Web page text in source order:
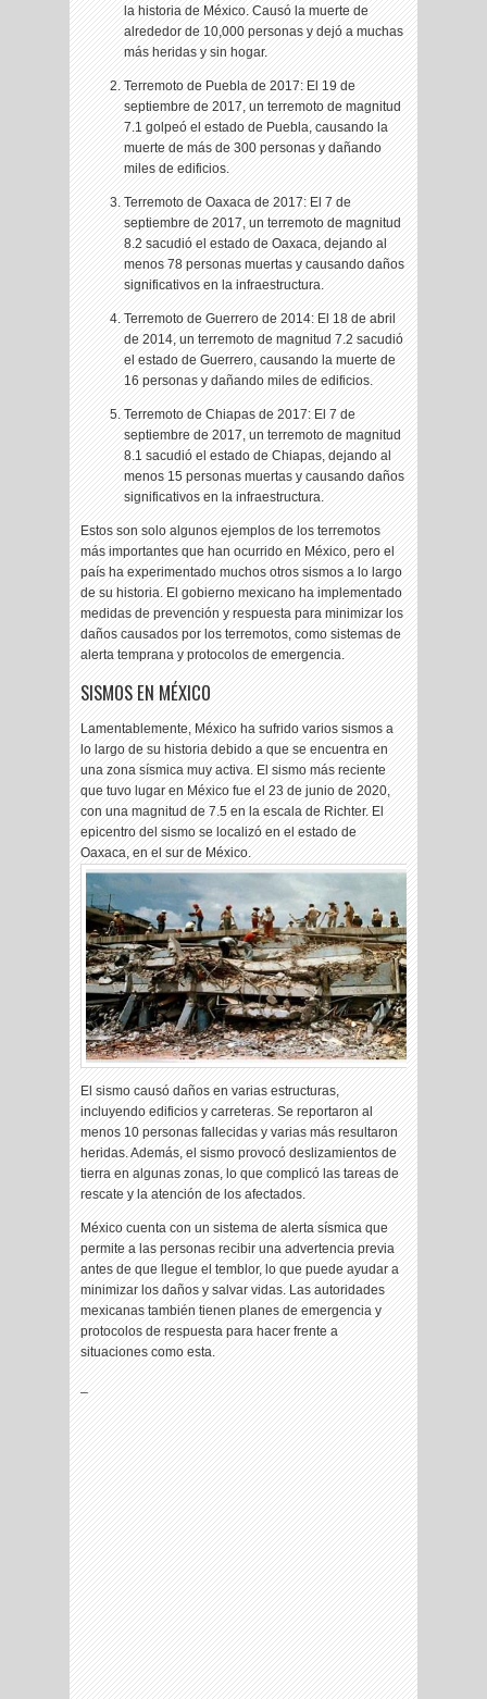
la historia de México. Causó la muerte de
alrededor de 10,000 personas y dejó a muchas
más heridas y sin hogar.
Terremoto de Puebla de 2017: El 19 de
septiembre de 2017, un terremoto de magnitud
7.1 golpeó el estado de Puebla, causando la
muerte de más de 300 personas y dañando
miles de edificios.
Terremoto de Oaxaca de 2017: El 7 de
septiembre de 2017, un terremoto de magnitud
8.2 sacudió el estado de Oaxaca, dejando al
menos 78 personas muertas y causando daños
significativos en la infraestructura.
Terremoto de Guerrero de 2014: El 18 de abril
de 2014, un terremoto de magnitud 7.2 sacudió
el estado de Guerrero, causando la muerte de
16 personas y dañando miles de edificios.
Terremoto de Chiapas de 2017: El 7 de
septiembre de 2017, un terremoto de magnitud
8.1 sacudió el estado de Chiapas, dejando al
menos 15 personas muertas y causando daños
significativos en la infraestructura.
Estos son solo algunos ejemplos de los terremotos
más importantes que han ocurrido en México, pero el
país ha experimentado muchos otros sismos a lo largo
de su historia. El gobierno mexicano ha implementado
medidas de prevención y respuesta para minimizar los
daños causados por los terremotos, como sistemas de
alerta temprana y protocolos de emergencia.
SISMOS EN MÉXICO
Lamentablemente, México ha sufrido varios sismos a
lo largo de su historia debido a que se encuentra en
una zona sísmica muy activa. El sismo más reciente
que tuvo lugar en México fue el 23 de junio de 2020,
con una magnitud de 7.5 en la escala de Richter. El
epicentro del sismo se localizó en el estado de
Oaxaca, en el sur de México.
El sismo causó daños en varias estructuras,
incluyendo edificios y carreteras. Se reportaron al
menos 10 personas fallecidas y varias más resultaron
heridas. Además, el sismo provocó deslizamientos de
tierra en algunas zonas, lo que complicó las tareas de
rescate y la atención de los afectados.
México cuenta con un sistema de alerta sísmica que
permite a las personas recibir una advertencia previa
antes de que llegue el temblor, lo que puede ayudar a
minimizar los daños y salvar vidas. Las autoridades
mexicanas también tienen planes de emergencia y
protocolos de respuesta para hacer frente a
situaciones como esta.
_